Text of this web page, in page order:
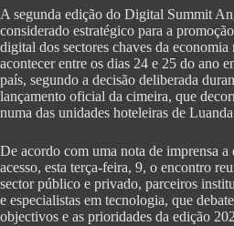
A segunda edição do Digital Summit
considerado estratégico para a
digital dos sectores chaves da economia
acontecer entre os dias 24 e 25 do ano
país, segundo a decisão deliberada
lançamento oficial da cimeira, que
numa das unidades hoteleiras de
De acordo com uma nota de imprensa a
acesso, esta terça-feira, 9, o encontro
sector público e privado, parceiros
e especialistas em tecnologia, que
objectivos e as prioridades da edição